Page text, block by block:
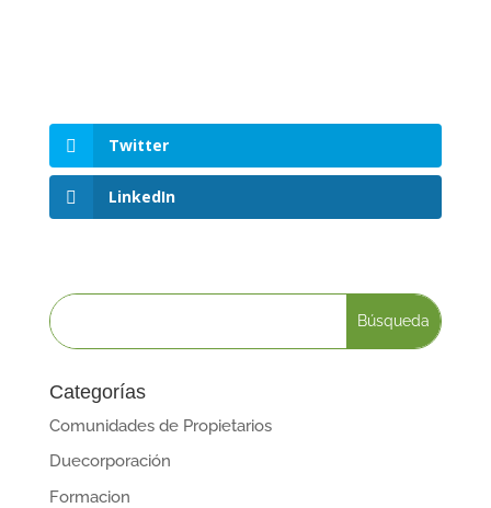
Twitter
LinkedIn
Categorías
Comunidades de Propietarios
Duecorporación
Formacion